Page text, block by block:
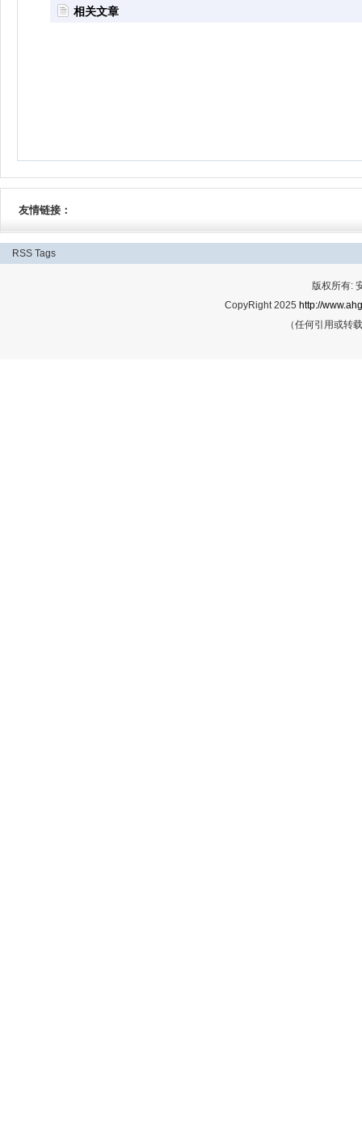
相关文章
友情链接：
RSS Tags
版权所有:
CopyRight 2025 http://
（任何引用或转